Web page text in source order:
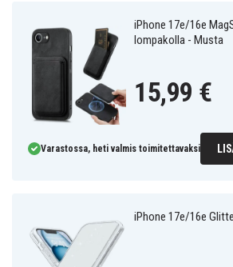
iPhone 17e/16e
lompakolla - Musta
15,99 €
Varastossa, heti valmis toimitettavaksi
iPhone 17e/16e